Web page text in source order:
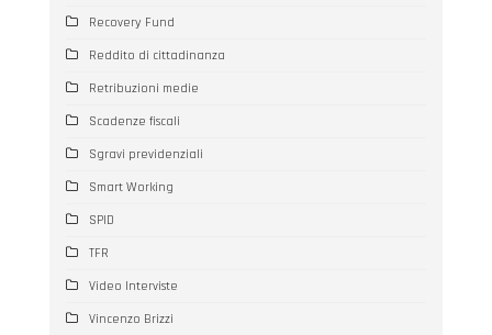
Recovery Fund
Reddito di cittadinanza
Retribuzioni medie
Scadenze fiscali
Sgravi previdenziali
Smart Working
SPID
TFR
Video Interviste
Vincenzo Brizzi